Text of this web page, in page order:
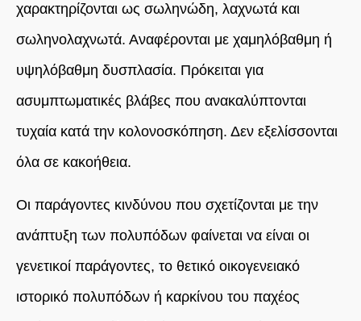
χαρακτηρίζονται ως σωληνώδη, λαχνωτά και
σωληνολαχνωτά. Αναφέρονται με χαμηλόβαθμη ή
υψηλόβαθμη δυσπλασία. Πρόκειται για
ασυμπτωματικές βλάβες που ανακαλύπτονται
τυχαία κατά την κολονοσκόπηση. Δεν εξελίσσονται
όλα σε κακοήθεια.
Οι παράγοντες κινδύνου που σχετίζονται με την
ανάπτυξη των πολυπόδων φαίνεται να είναι οι
γενετικοί παράγοντες, το θετικό οικογενειακό
ιστορικό πολυπόδων ή καρκίνου του παχέος